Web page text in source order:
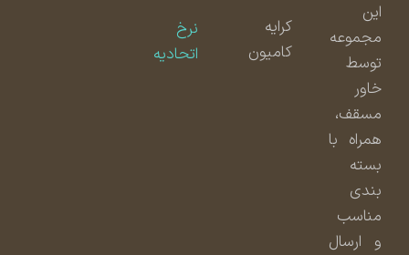
مجموعه
توسط
مسقف،
همراه با
بسته
بندی
مناسب
و ارسال
کامیون
اتحادیه